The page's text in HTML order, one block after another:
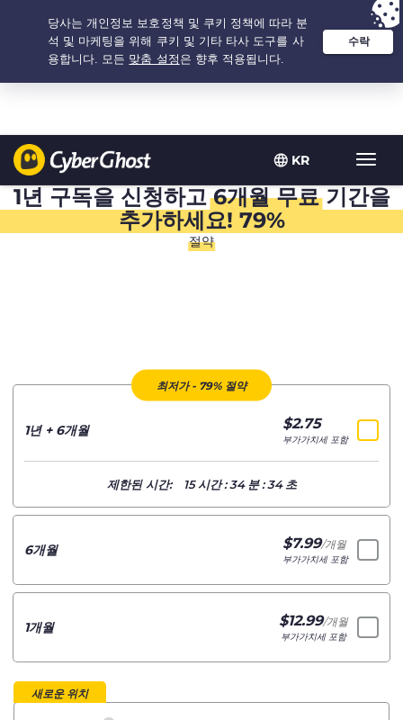
KR
탐
색
토
추천 옵션:최저가 - 1.5년 $ 2.75/개월
1년 구독을 신청하고6개월 무료기간을
추가하세요! 79%
절약
최저가 - 79% 절약
1년 + 6개월 $2.75/개월
부가가치세 포함
제한된 시간: 15 시간 : 34 분 : 34 초
6개월 $7.99/개월
부가가치세 포함
1개월 $12.99/개월
부가가치세 포함
새로운 위치